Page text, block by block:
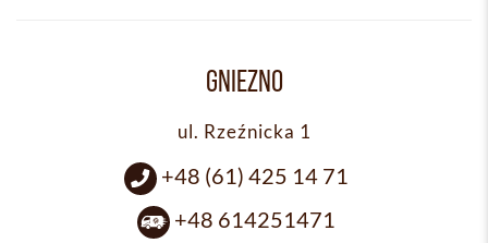
GNIEZNO
ul. Rzeźnicka 1
+48 (61) 425 14 71
+48 614251471